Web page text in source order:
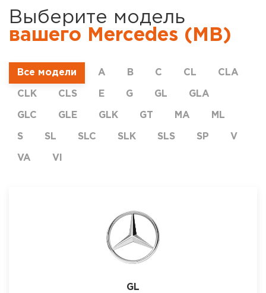
Выберите модель
вашего Mercedes (MB)
Все модели A B C CL CLA
CLK CLS E G GL GLA
GLC GLE GLK GT MA ML
S SL SLC SLK SLS SP V
VA VI
GL